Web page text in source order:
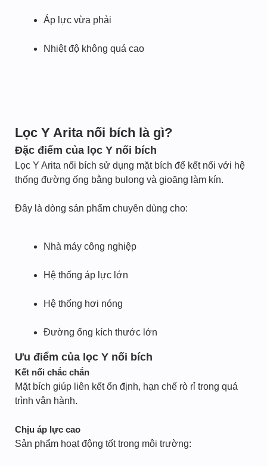
Áp lực vừa phải
Nhiệt độ không quá cao
Lọc Y Arita nối bích là gì?
Đặc điểm của lọc Y nối bích
Lọc Y Arita nối bích sử dụng mặt bích để kết nối với hệ
thống đường ống bằng bulong và gioăng làm kín.
Đây là dòng sản phẩm chuyên dùng cho:
Nhà máy công nghiệp
Hệ thống áp lực lớn
Hệ thống hơi nóng
Đường ống kích thước lớn
Ưu điểm của lọc Y nối bích
Kết nối chắc chắn
Mặt bích giúp liên kết ổn định, hạn chế rò rỉ trong quá
trình vận hành.
Chịu áp lực cao
Sản phẩm hoạt động tốt trong môi trường: